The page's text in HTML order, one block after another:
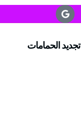
تجديد الحمامات